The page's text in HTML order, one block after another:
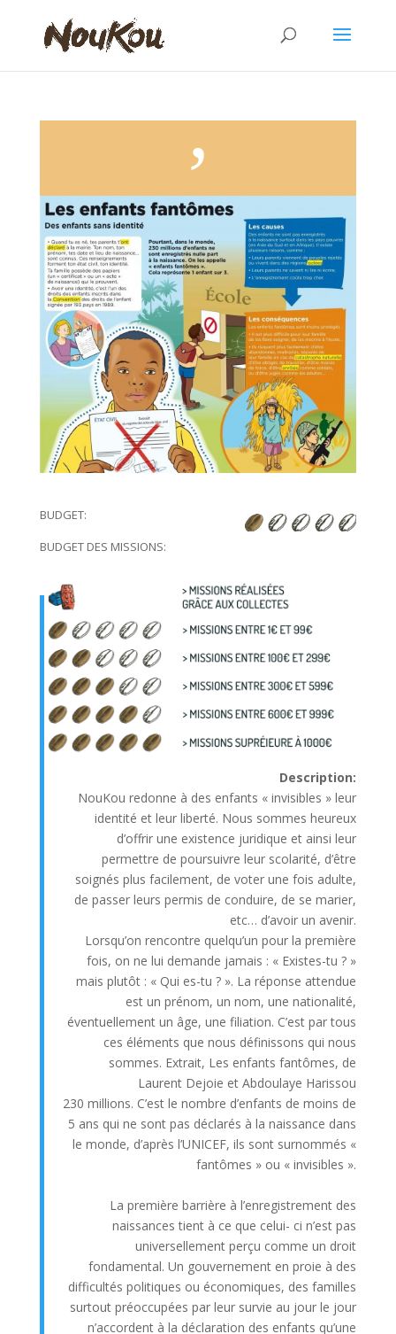
Droit à l’identité pour les enfants fantômes
BUDGET:
BUDGET DES MISSIONS:
Description:
NouKou redonne à des enfants « invisibles » leur
identité et leur liberté. Nous sommes heureux
d’offrir une existence juridique et ainsi leur
permettre de poursuivre leur scolarité, d’être
soignés plus facilement, de voter une fois adulte,
de passer leurs permis de conduire, de se marier,
etc… d’avoir un avenir.
Lorsqu’on rencontre quelqu’un pour la première
fois, on ne lui demande jamais : « Existes-tu ? »
mais plutôt : « Qui es-tu ? ». La réponse attendue
est un prénom, un nom, une nationalité,
éventuellement un âge, une filiation. C’est par tous
ces éléments que nous définissons qui nous
sommes. Extrait, Les enfants fantômes, de
Laurent Dejoie et Abdoulaye Harissou
230 millions. C’est le nombre d’enfants de moins de
5 ans qui ne sont pas déclarés à la naissance dans
le monde, d’après l’UNICEF, ils sont surnommés «
fantômes » ou « invisibles ».
La première barrière à l’enregistrement des
naissances tient à ce que celui- ci n’est pas
universellement perçu comme un droit
fondamental. Un gouvernement en proie à des
difficultés politiques ou économiques, des familles
surtout préoccupées par leur survie au jour le jour
n’accordent à la déclaration des enfants qu’une